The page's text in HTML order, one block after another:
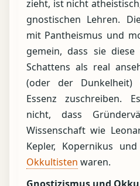
zieht, ist nicht
gnostischen Lehren.
mit Pantheismus und
gemein, dass sie
Schattens als real
(oder der Dunkelheit)
Essenz zuschreiben.
nicht, dass
Wissenschaft wie
Kepler, Kopernikus
Okkultisten waren.